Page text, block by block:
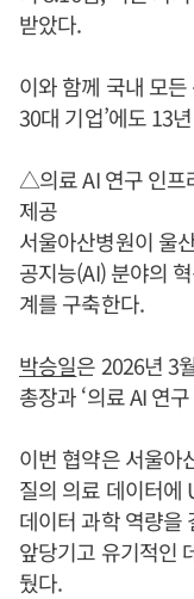
받았다.
이와 함께 국내 모
30대 기업’에도 13
△의료 AI 연구 인프
제공
서울아산병원이 울
공지능(AI) 분야의
계를 구축한다.
박승일은 2026년 3
총장과 ‘의료 AI 연
이번 협약은 서울아
질의 의료 데이터에
데이터 과학 역량을
앞당기고 유기적인
뒀다.